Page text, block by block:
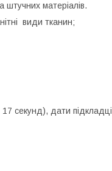
матеріалів.
види тканин;
секунд), дати підкладці